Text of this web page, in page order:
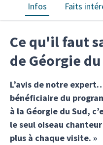
Infos Faits
Ce qu'il faut
de Géorgie du
L’avis de notre
bénéficiaire du
à la Géorgie du Sud,
le seul oiseau
plus à chaque visite. »